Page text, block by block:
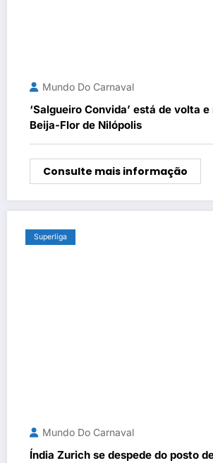
Mundo Do Carnaval
‘Salgueiro Convida’ está de volta
Beija-Flor de Nilópolis
Consulte mais informação
Superliga
Mundo Do Carnaval
Índia Zurich se despede do posto